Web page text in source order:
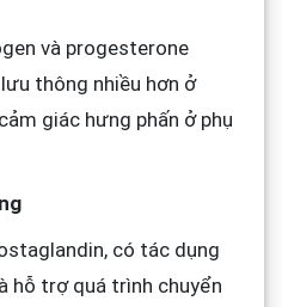
và progesterone
thông nhiều hơn ở
giác hưng phấn ở phụ
có tác dụng
hỗ trợ quá trình chuyển